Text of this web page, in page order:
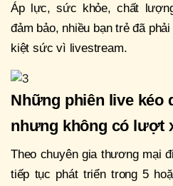
Áp lực, sức khỏe, chất
đảm bảo, nhiều bạn trẻ đã
kiệt sức vì livestream.
Những phiên live kéo
nhưng không có lượt
Theo chuyên gia thương mại
tiếp tục phát triển trong 5